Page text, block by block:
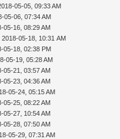
05-05, 09:33 AM
05-06, 07:34 AM
05-16, 08:29 AM
2018-05-18, 10:31 AM
05-18, 02:38 PM
05-19, 05:28 AM
05-21, 03:57 AM
05-23, 04:36 AM
05-24, 05:15 AM
05-25, 08:22 AM
05-27, 10:54 AM
05-28, 07:50 AM
05-29, 07:31 AM